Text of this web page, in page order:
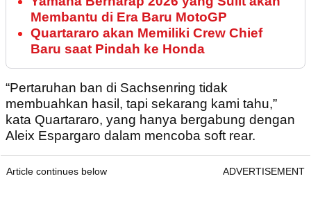
Membantu di Era Baru MotoGP
Quartararo akan Memiliki Crew Chief
Baru saat Pindah ke Honda
“Pertaruhan ban di Sachsenring tidak
membuahkan hasil, tapi sekarang kami tahu,”
kata Quartararo, yang hanya bergabung dengan
Aleix Espargaro dalam mencoba soft rear.
Article continues below ADVERTISEMENT